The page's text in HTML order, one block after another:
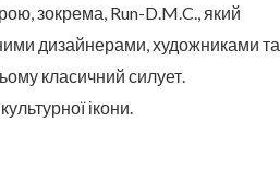
зокрема, Run-D.M.C., який
дизайнерами, художниками та
класичний силует.
ікони.